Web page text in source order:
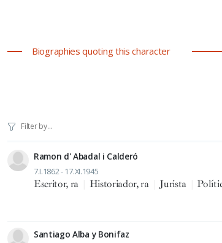
Biographies quoting this character
Ramon d' Abadal i Calderó
7.I.1862 - 17.XI.1945
Escritor, ra Historiador, ra Jurista
Santiago Alba y Bonifaz